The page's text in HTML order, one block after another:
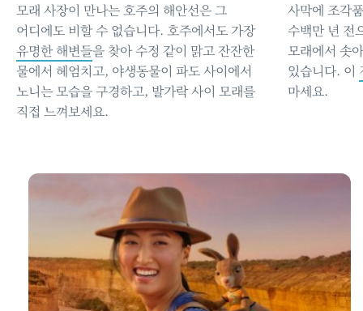
모래 사장이 만나는 호주의 해안선은 그
어디에도 비할 수 없습니다. 호주에서도 가장
유명한 해변들을 찾아 수정 같이 맑고 잔잔한
물에서 헤엄치고, 야생동물이 파도 사이에서
노니는 모습을 구경하고, 발가락 사이 모래를
직접 느껴보세요.
사막에 조각
수백만 년 전
모래에서 솟
있습니다. 이
마세요.